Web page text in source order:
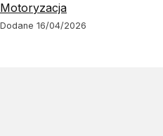
Motoryzacja
Dodane 16/04/2026